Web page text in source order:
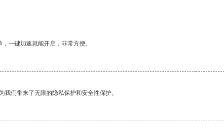
一键加速就能开启，非常方便。
我们带来了无限的隐私保护和安全性保护。